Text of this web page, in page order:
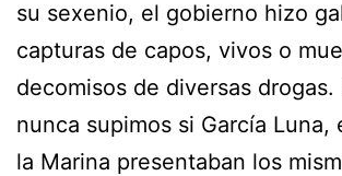
su sexenio, el gobierno hizo
capturas de capos, vivos o
decomisos de diversas drogas.
nunca supimos si García Luna,
la Marina presentaban los